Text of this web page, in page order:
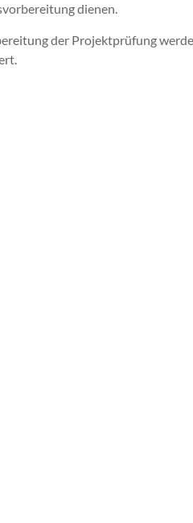
dienen.
der Projektprüfung